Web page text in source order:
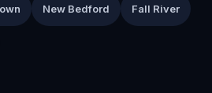
New Bedford Fall River